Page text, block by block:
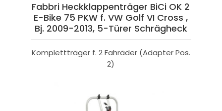
Fabbri Heckklappenträger BiCi OK 2
E-Bike 75 PKW f. VW Golf VI Cross ,
Bj. 2009-2013, 5-Türer Schrägheck
Komplettträger f. 2 Fahräder (Adapter Pos.
2)